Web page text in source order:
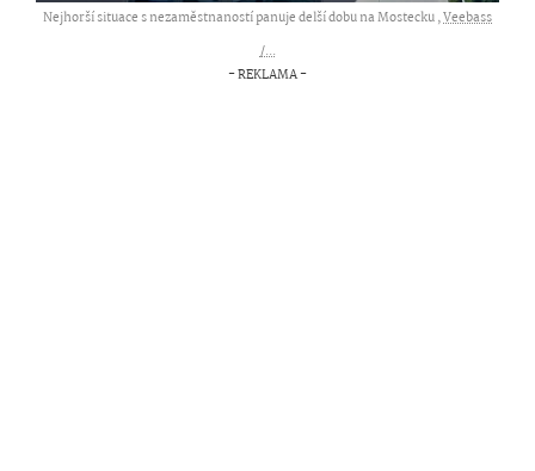
Nejhorší situace s nezaměstnaností panuje delší dobu na Mostecku ,Veebass
/...